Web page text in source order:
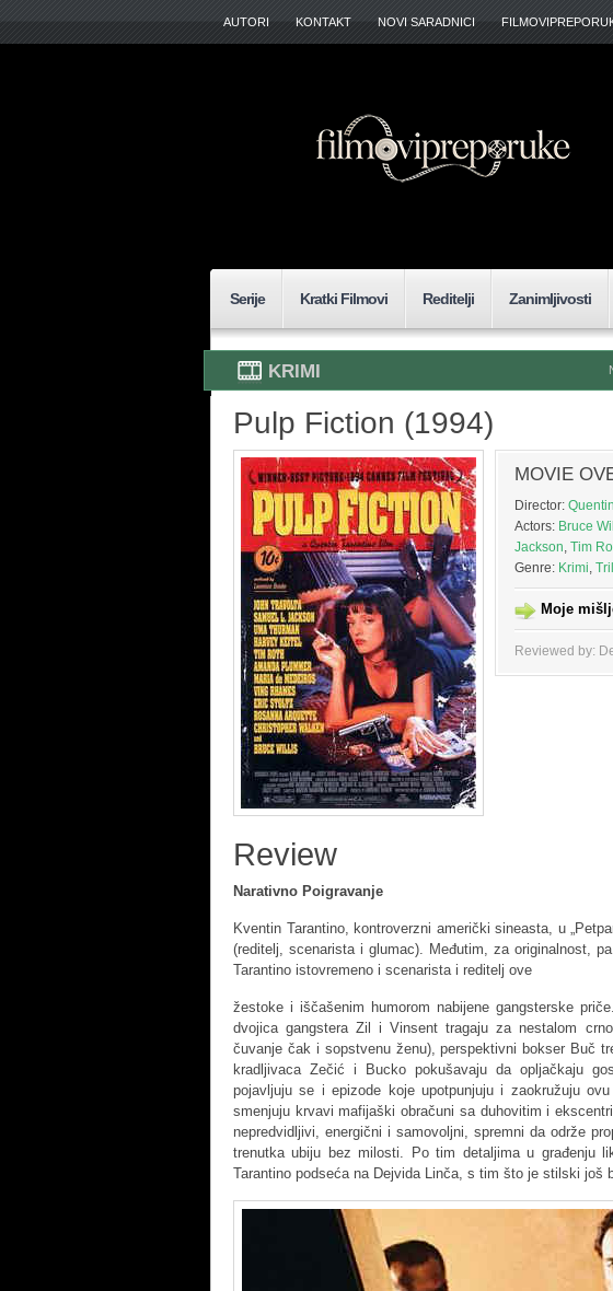
AUTORI KONTAKT NOVI SARADNICI
Serije Kratki Filmovi Reditelji Zanimljivosti
KRIMI
Pulp Fiction (1994)
MOVIE
Director:
Actors: Bruce
Jackson Tim
Genre: Krimi
Moje
Reviewed by:
Review
Narativno Poigravanje
Kventin Tarantino, kontroverzni američki sineasta, u
(reditelj, scenarista i glumac). Međutim, za originalnost,
Tarantino istovremeno i scenarista i reditelj ove
žestoke i iščašenim humorom nabijene gangsterske
dvojica gangstera Zil i Vinsent tragaju za nestalom
čuvanje čak i sopstvenu ženu), perspektivni bokser Buč
kradljivaca Zečić i Bucko pokušavaju da opljačkaju
pojavljuju se i epizode koje upotpunjuju i zaokružuju
smenjuju krvavi mafijaški obračuni sa duhovitim i
nepredvidljivi, energični i samovoljni, spremni da održe
trenutka ubiju bez milosti. Po tim detaljima u građenju
Tarantino podseća na Dejvida Linča, s tim što je stilski još